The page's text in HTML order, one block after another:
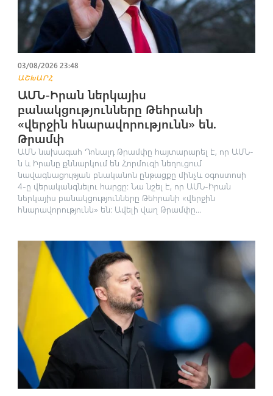
03/08/2026 23:48
ԱՇԽԱՐՀ
ԱՄՆ-Իրան ներկայիս
բանակցությունները Թեհրանի
«վերջին հնարավորությունն» են.
Թրամփ
ԱՄՆ նախագահ Դոնալդ Թրամփը հայտարարել է, որ ԱՄՆ-
ն և Իրանը քննարկում են Հորմուզի նեղուցում
նավագնացության բնականոն ընթացքը մինչև օգոստոսի
4-ը վերականգնելու հարցը։ Նա նշել է, որ ԱՄՆ-Իրան
ներկայիս բանակցությունները Թեհրանի «վերջին
հնարավորությունն» են։ Ավելի վաղ Թրամփը...